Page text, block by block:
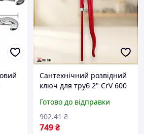
Сантехнічний розвідний
ключ для труб 2" CrV 600
трубний ключ розвідні
ключі сантехніка
Готово до відправки
749₴
902.41 ₴